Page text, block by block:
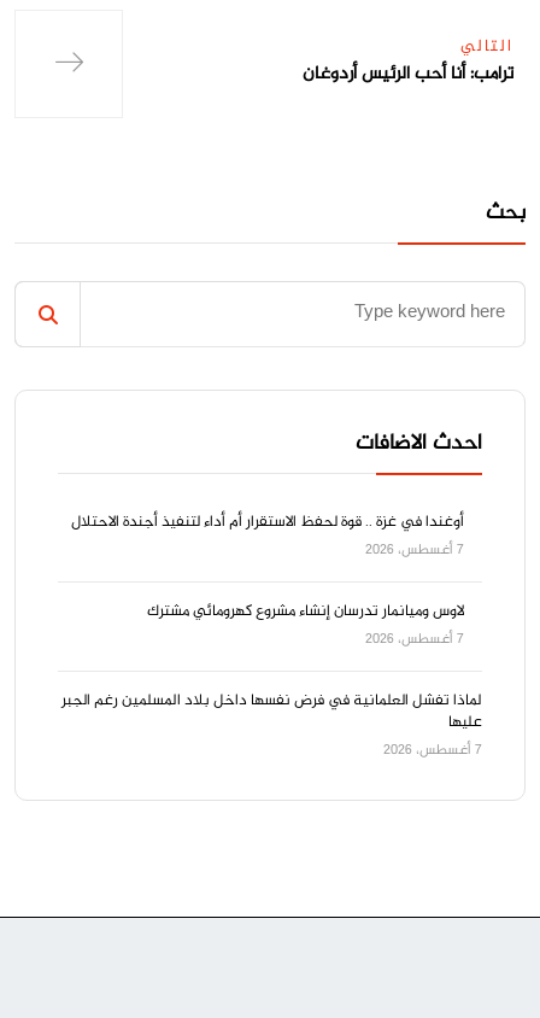
التالي
ترامب: أنا أحب الرئيس أردوغان
بحث
احدث الاضافات
أوغندا في غزة .. قوة لحفظ الاستقرار أم أداء لتنفيذ أجندة الاحتلال
7 أغسطس، 2026
لاوس وميانمار تدرسان إنشاء مشروع كهرومائي مشترك
7 أغسطس، 2026
لماذا تفشل العلمانية في فرض نفسها داخل بلاد المسلمين رغم الجبر
عليها
7 أغسطس، 2026